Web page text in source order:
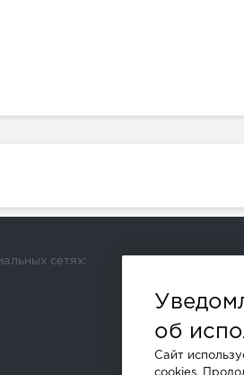
сетях:
об
Сайт
cookies.